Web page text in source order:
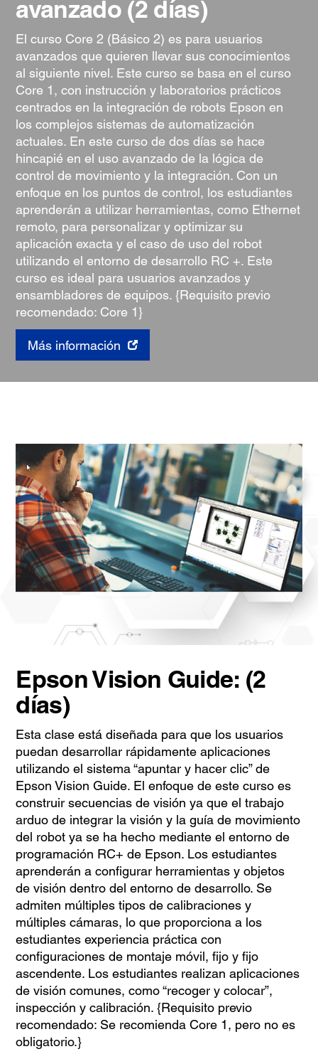
avanzado (2 días)
El curso Core 2 (Básico 2) es para usuarios
avanzados que quieren llevar sus conocimientos
al siguiente nivel. Este curso se basa en el curso
Core 1, con instrucción y laboratorios prácticos
centrados en la integración de robots Epson en
los complejos sistemas de automatización
actuales. En este curso de dos días se hace
hincapié en el uso avanzado de la lógica de
control de movimiento y la integración. Con un
enfoque en los puntos de control, los estudiantes
aprenderán a utilizar herramientas, como Ethernet
remoto, para personalizar y optimizar su
aplicación exacta y el caso de uso del robot
utilizando el entorno de desarrollo RC +. Este
curso es ideal para usuarios avanzados y
ensambladores de equipos. {Requisito previo
recomendado: Core 1}
Más información
Epson Vision Guide: (2
días)
Esta clase está diseñada para que los usuarios
puedan desarrollar rápidamente aplicaciones
utilizando el sistema “apuntar y hacer clic” de
Epson Vision Guide. El enfoque de este curso es
construir secuencias de visión ya que el trabajo
arduo de integrar la visión y la guía de movimiento
del robot ya se ha hecho mediante el entorno de
programación RC+ de Epson. Los estudiantes
aprenderán a configurar herramientas y objetos
de visión dentro del entorno de desarrollo. Se
admiten múltiples tipos de calibraciones y
múltiples cámaras, lo que proporciona a los
estudiantes experiencia práctica con
configuraciones de montaje móvil, fijo y fijo
ascendente. Los estudiantes realizan aplicaciones
de visión comunes, como “recoger y colocar”,
inspección y calibración. {Requisito previo
recomendado: Se recomienda Core 1, pero no es
obligatorio.}